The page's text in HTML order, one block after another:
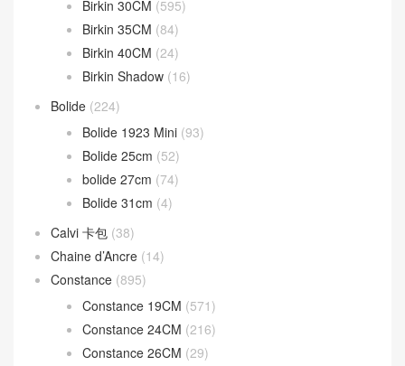
Birkin 30CM (595)
Birkin 35CM (84)
Birkin 40CM (24)
Birkin Shadow (16)
Bolide (224)
Bolide 1923 Mini (93)
Bolide 25cm (52)
bolide 27cm (74)
Bolide 31cm (4)
Calvi 卡包 (38)
Chaine d’Ancre (14)
Constance (895)
Constance 19CM (571)
Constance 24CM (216)
Constance 26CM (29)